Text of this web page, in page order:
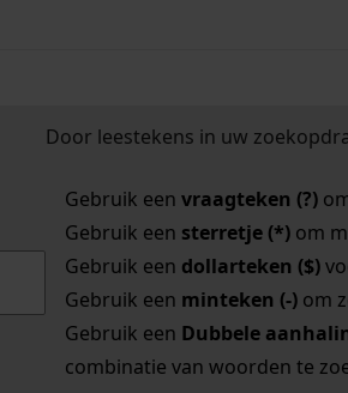
Door leestekens in uw
Gebruik een vraagteken (?)
Gebruik een sterretje (*)om
Gebruik een dollarteken ($)
Gebruik een minteken (-)om
Gebruik een Dubbele
combinatie van woorden te